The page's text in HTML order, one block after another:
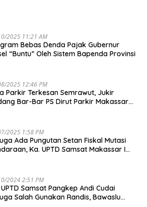
2025 11:21 AM
Bebas Denda Pajak Gubernur
“Buntu” Oleh Sistem Bapenda Provinsi
2025 12:46 PM
Parkir Terkesan Semrawut, Jukir
Bar-Bar PS Dirut Parkir Makassar
2025 1:58 PM
Ada Pungutan Setan Fiskal Mutasi
Ka. UPTD Samsat Makassar I
2024 2:51 PM
Samsat Pangkep Andi Cudai
Salah Gunakan Randis, Bawaslu